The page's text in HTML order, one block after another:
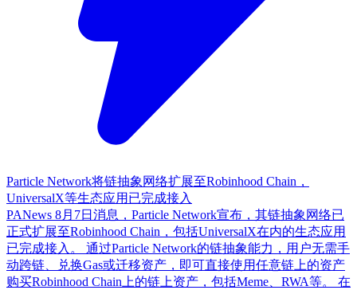
Particle Network将链抽象网络扩展至Robinhood Chain，
UniversalX等生态应用已完成接入
PANews 8月7日消息，Particle Network宣布，其链抽象网络已
正式扩展至Robinhood Chain，包括UniversalX在内的生态应用
已完成接入。 通过Particle Network的链抽象能力，用户无需手
动跨链、兑换Gas或迁移资产，即可直接使用任意链上的资产
购买Robinhood Chain上的链上资产，包括Meme、RWA等。 在